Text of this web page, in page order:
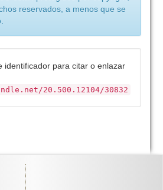
reservados, a menos que se
identificador para citar o enlazar
20.500.12104/30832